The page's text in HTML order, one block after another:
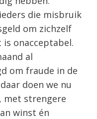
die misbruik
om zichzelf
onacceptabel.
al
om fraude in de
doen we nu
met strengere
winst én